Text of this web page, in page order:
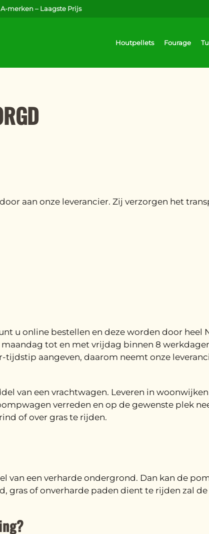
merken – Laagste Prijs
Houtpellets Fourage
aan onze leverancier. Zij verzorgen het
u online bestellen en deze worden door heel
tot en met vrijdag binnen 8
aangeven, daarom neemt onze
van een vrachtwagen. Leveren in
verreden en op de gewenste plek
of over gras te rijden.
van een verharde ondergrond. Dan kan de
gras of onverharde paden dient te rijden zal